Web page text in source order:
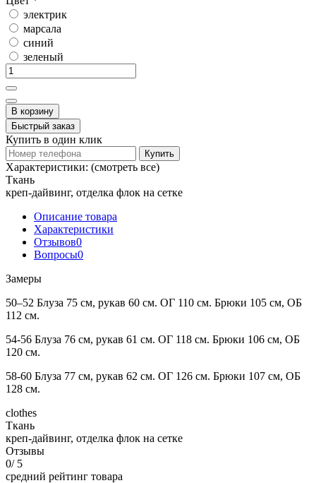
электрик
марсала
синий
зеленый
В корзину
Быстрый заказ
Купить в один клик
Купить
Характеристики: (смотреть все)
Ткань
креп-дайвинг, отделка флок на сетке
Описание товара
Характеристики
Отзывов0
Вопросы0
Замеры
50–52 Блуза 75 см, рукав 60 см. ОГ 110 см. Брюки 105 см, ОБ
112 см.
54-56 Блуза 76 см, рукав 61 см. ОГ 118 см. Брюки 106 см, ОБ
120 см.
58-60 Блуза 77 см, рукав 62 см. ОГ 126 см. Брюки 107 см, ОБ
128 см.
clothes
Ткань
креп-дайвинг, отделка флок на сетке
Отзывы
0/ 5
средний рейтинг товара